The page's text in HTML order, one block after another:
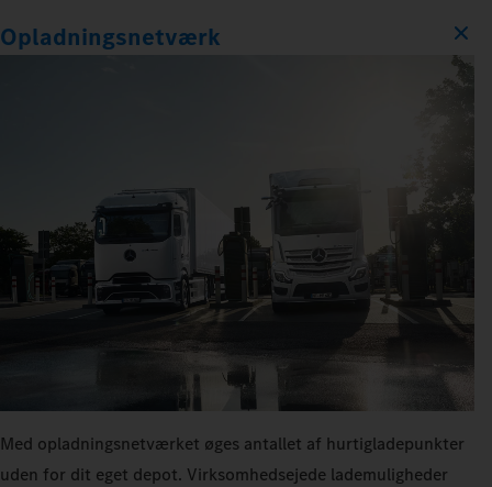
Opladningsnetværk
Med opladningsnetværket øges antallet af hurtigladepunkter
uden for dit eget depot. Virksomhedsejede lademuligheder